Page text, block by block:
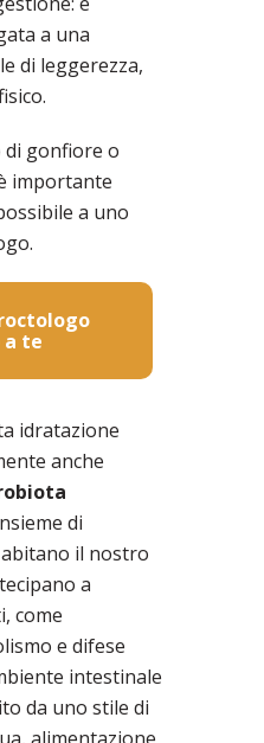
a una
di leggerezza,
di gonfiore o
importante
a uno
a te
idratazione
anche
di
il nostro
a
come
e difese
intestinale
da uno stile di